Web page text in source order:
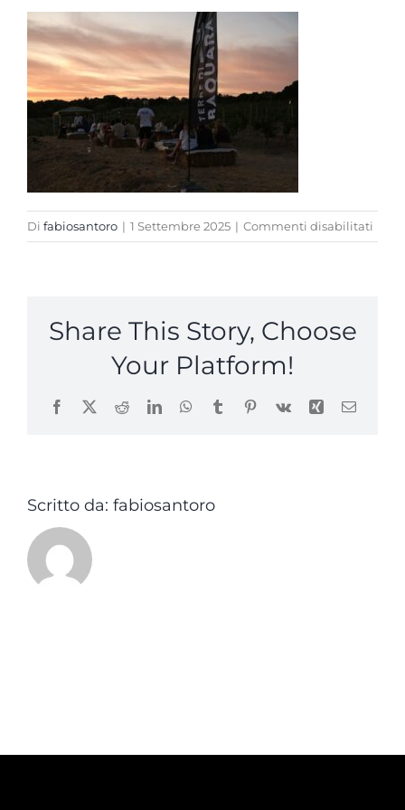
Di fabiosantoro | 1 Settembre 2025 | Commenti disabilitati
Share This Story, Choose
Your Platform!
Facebook
X RedditLinkedInWhatsApp
TumblrPinterest
Vk Xing Email
Scritto da: fabiosantoro